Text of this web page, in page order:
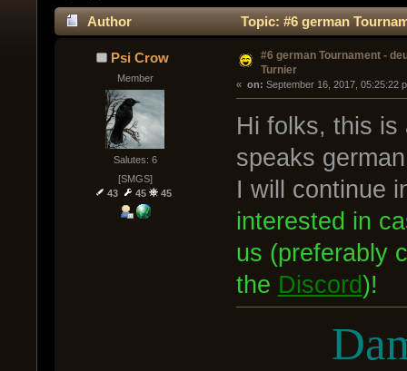
Author Topic: #6 german
Psi Crow
Member
Salutes: 6
[SMGS]
43
45 45
#6 german Tournament -
Turnier
« on: September 16, 2017, 05:25:22
Hi folks, this is
speaks
I will continue
interested in
us (preferably
the Discord)!